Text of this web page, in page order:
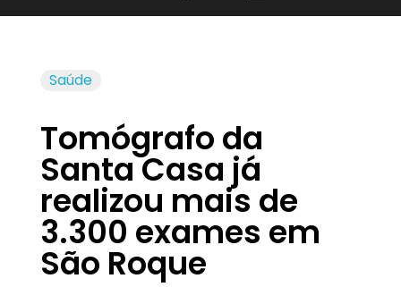
Saúde
Tomógrafo da
Santa Casa já
realizou mais de
3.300 exames em
São Roque